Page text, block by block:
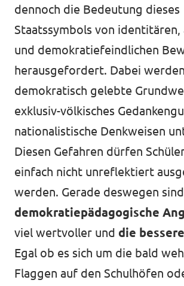
dennoch die Bedeutung dieses
Staatssymbols von
und demokratiefeindlichen
herausgefordert. Dabei werden
demokratisch gelebte
exklusiv-völkisches
nationalistische Denkweisen
Diesen Gefahren dürfen
einfach nicht unreflektiert
werden. Gerade deswegen sind
demokratiepädagogische
viel wertvoller und die
Egal ob es sich um die bald
Flaggen auf den Schulhöfen